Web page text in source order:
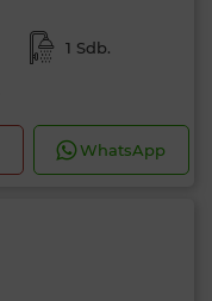
1 Sdb.
WhatsApp